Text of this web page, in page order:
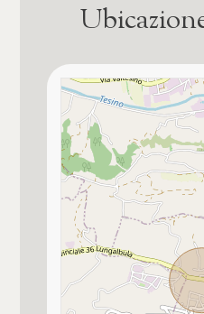
5+
Camere
Qualsiasi